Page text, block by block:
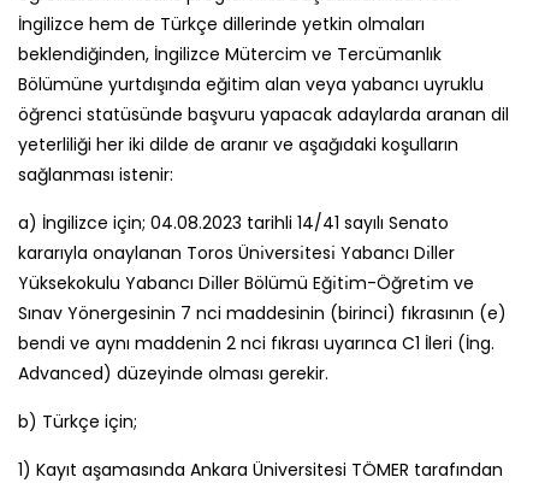
İngilizce hem de Türkçe dillerinde yetkin olmaları
beklendiğinden, İngilizce Mütercim ve Tercümanlık
Bölümüne yurtdışında eğitim alan veya yabancı uyruklu
öğrenci statüsünde başvuru yapacak adaylarda aranan dil
yeterliliği her iki dilde de aranır ve aşağıdaki koşulların
sağlanması istenir:
a) İngilizce için; 04.08.2023 tarihli 14/41 sayılı Senato
kararıyla onaylanan Toros Ünı̇versı̇tesı̇ Yabancı Dı̇ller
Yüksekokulu Yabancı Dı̇ller Bölümü Eğı̇tı̇m-Öğretı̇m ve
Sınav Yönergesinin 7 nci maddesinin (birinci) fıkrasının (e)
bendi ve aynı maddenin 2 nci fıkrası uyarınca C1 İleri (İng.
Advanced) düzeyinde olması gerekir.
b) Türkçe için;
1) Kayıt aşamasında Ankara Üniversitesi TÖMER tarafından